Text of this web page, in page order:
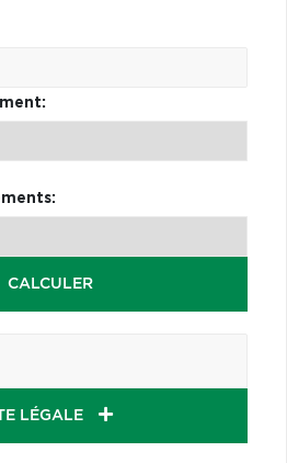
CALCULER
LÉGALE